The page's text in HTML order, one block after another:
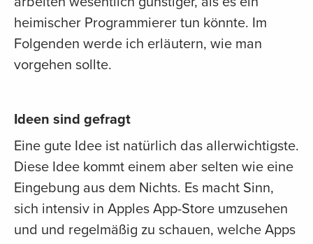
heimischer Programmierer tun könnte. Im
Folgenden werde ich erläutern, wie man
vorgehen sollte.
Ideen sind gefragt
Eine gute Idee ist natürlich das allerwichtigste.
Diese Idee kommt einem aber selten wie eine
Eingebung aus dem Nichts. Es macht Sinn,
sich intensiv in Apples App-Store umzusehen
und und regelmäßig zu schauen, welche Apps